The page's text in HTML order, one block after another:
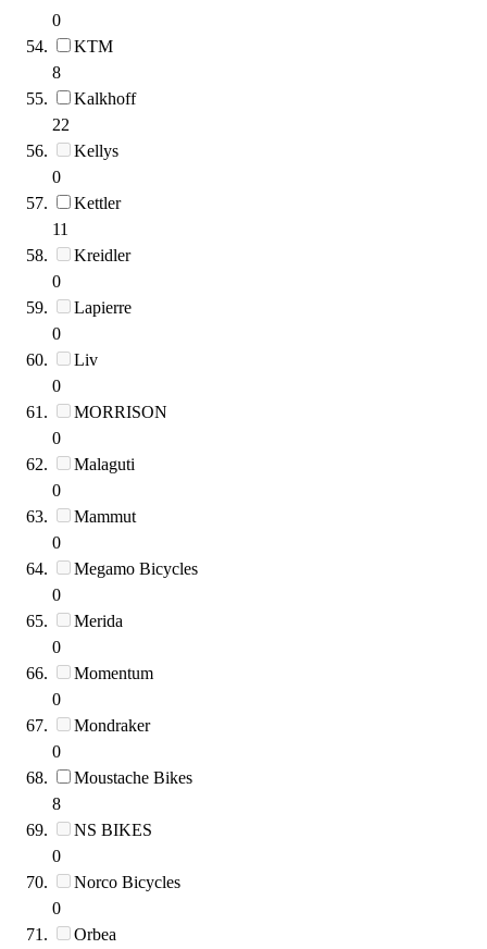
0
KTM
8
Kalkhoff
22
Kellys
0
Kettler
11
Kreidler
0
Lapierre
0
Liv
0
MORRISON
0
Malaguti
0
Mammut
0
Megamo Bicycles
0
Merida
0
Momentum
0
Mondraker
0
Moustache Bikes
8
NS BIKES
0
Norco Bicycles
0
Orbea